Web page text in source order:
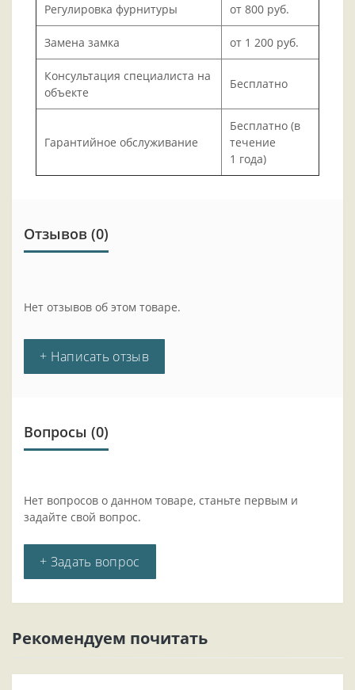
Регулировка фурнитуры от 800 руб.
Замена замка от 1 200 руб.
Консультация специалиста на
объекте
Бесплатно
Гарантийное обслуживание
Бесплатно (в
течение
1 года)
Отзывов (0)
Нет отзывов об этом товаре.
+ Написать отзыв
Вопросы (0)
Нет вопросов о данном товаре, станьте первым и
задайте свой вопрос.
+ Задать вопрос
Рекомендуем почитать